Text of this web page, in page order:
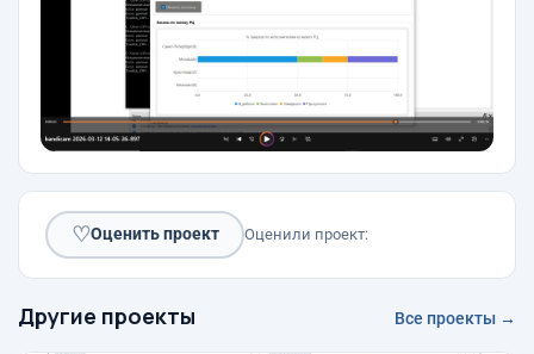
♡Оценить проект Оценили проект:
Другие проекты Все проекты →